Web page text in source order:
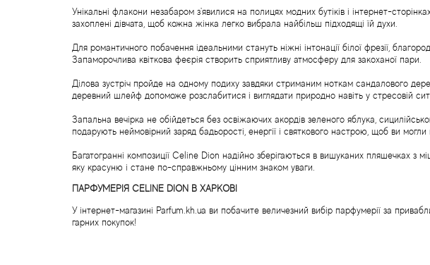
Унікальні флакони незабаром з'явилися на полицях модних бутіків і інтернет-
захоплені дівчата, щоб кожна жінка легко вибрала найбільш підходящі їй духи.
Для романтичного побачення ідеальними стануть ніжні інтонації білої фрезії,
Запаморочлива квіткова феєрія створить сприятливу атмосферу для закоханої пари.
Ділова зустріч пройде на одному подиху завдяки стриманим ноткам сандалового
деревний шлейф допоможе розслабитися і виглядати природно навіть у стресовій
Запальна вечірка не обійдеться без освіжаючих акордів зеленого яблука,
подарують неймовірний заряд бадьорості, енергії і святкового настрою, щоб ви
Багатогранні композиції Celine Dion надійно зберігаються в вишуканих пляшечках з
яку красуню і стане по-справжньому цінним знаком уваги.
ПАРФУМЕРІЯ CELINE DION В ХАРКОВІ
У інтернет-магазині Parfum.kh.ua ви побачите величезний вибір парфумерії за
гарних покупок!